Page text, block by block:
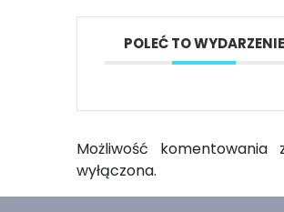
POLEĆ TO WYDARZENIE
Możliwość komentowania
wyłączona.